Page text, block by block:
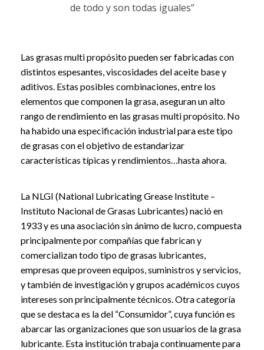
de todo y son todas iguales”
Las grasas multi propósito pueden ser fabricadas con
distintos espesantes, viscosidades del aceite base y
aditivos. Estas posibles combinaciones, entre los
elementos que componen la grasa, aseguran un alto
rango de rendimiento en las grasas multi propósito. No
ha habido una especificación industrial para este tipo
de grasas con el objetivo de estandarizar
características típicas y rendimientos…hasta ahora.
La NLGI (National Lubricating Grease Institute –
Instituto Nacional de Grasas Lubricantes) nació en
1933 y es una asociación sin ánimo de lucro, compuesta
principalmente por compañías que fabrican y
comercializan todo tipo de grasas lubricantes,
empresas que proveen equipos, suministros y servicios,
y también de investigación y grupos académicos cuyos
intereses son principalmente técnicos. Otra categoría
que se destaca es la del “Consumidor”, cuya función es
abarcar las organizaciones que son usuarios de la grasa
lubricante. Esta institución trabaja continuamente para